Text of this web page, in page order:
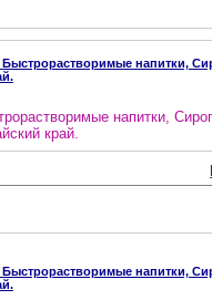
напитки,
напитки,
край.
напитки,